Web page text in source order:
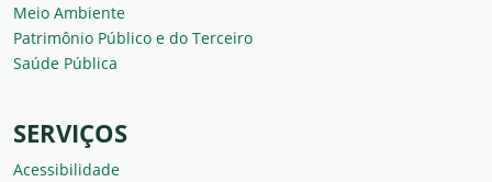
Meio Ambiente
Patrimônio Público e do Terceiro
Saúde Pública
SERVIÇOS
Acessibilidade